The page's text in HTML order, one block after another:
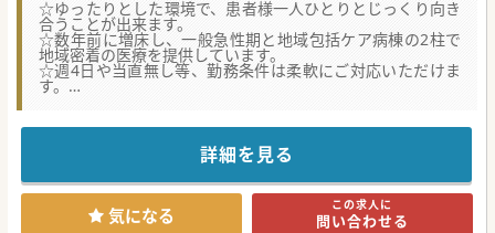
☆ゆったりとした環境で、患者様一人ひとりとじっくり向き
合うことが出来ます。
☆数年前に増床し、一般急性期と地域包括ケア病棟の2柱で
地域密着の医療を提供しています。
☆週4日や当直無し等、勤務条件は柔軟にご対応いただけま
す。
「一人ひとりが大切にされる医療からすこやかなまちづくり
へ」という病院のモットーから、
地域のニーズに応えるべく、今年4月に地域包括ケア病棟を
増床し、急性期治療から在宅医療まで、
これまで以上に入院受け入れを増やすことが出来るようにな
りました。ご活躍の場も広がります。
詳細を見る
気になる この求人に
問い合わせる